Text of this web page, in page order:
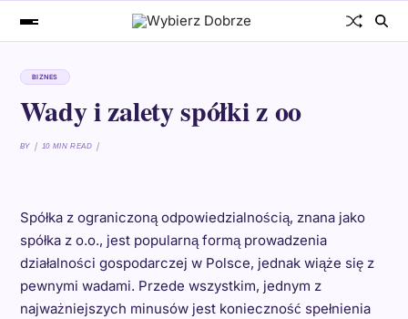
BIZNES
Wady i zalety spółki z oo
BY 10 MIN READ
Spółka z ograniczoną odpowiedzialnością, znana jako
spółka z o.o., jest popularną formą prowadzenia
działalności gospodarczej w Polsce, jednak wiąże się z
pewnymi wadami. Przede wszystkim, jednym z
najważniejszych minusów jest konieczność spełnienia